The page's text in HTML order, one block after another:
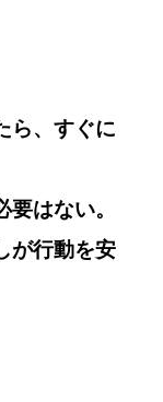
ら、すぐに
はない。
が行動を安